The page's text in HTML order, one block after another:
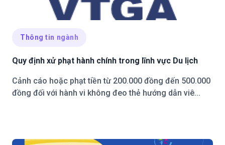
Thông tin ngành
Quy định xử phạt hành chính trong lĩnh vực Du lịch
Cảnh cáo hoặc phạt tiền từ 200.000 đồng đến 500.000
đồng đối với hành vi không đeo thẻ hướng dẫn viê...